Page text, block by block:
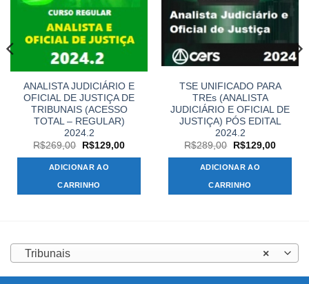
ANALISTA JUDICIÁRIO E
OFICIAL DE JUSTIÇA DE
TRIBUNAIS (ACESSO
TOTAL – REGULAR)
2024.2
R$269,00
O
original
era:
R$269,00.
R$129,00O
ADICIONAR AO
CARRINHO
TSE UNIFICADO PARA
TREs (ANALISTA
JUDICIÁRIO E OFICIAL DE
JUSTIÇA) PÓS EDITAL
2024.2
R$289,00
O
original
era:
R$289,00.
R$129,00O
ADICIONAR AO
CARRINHO
×
Tribunais